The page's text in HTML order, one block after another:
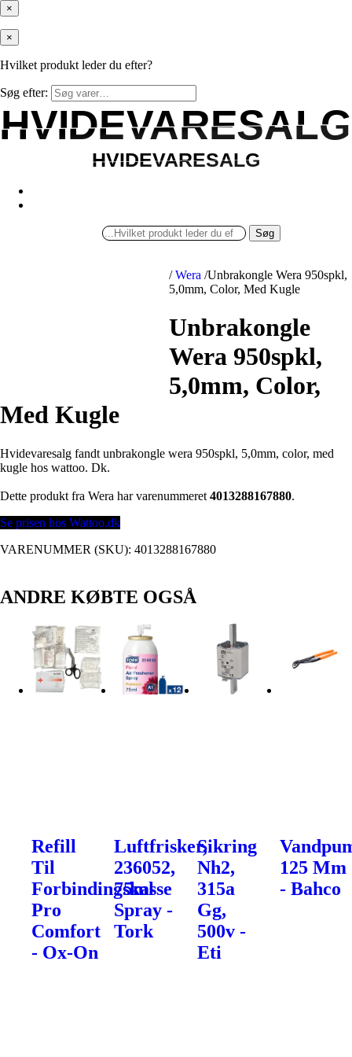
×
×
Hvilket produkt leder du efter?
Søg efter:
HVIDEVARESALG
HVIDEVARESALG
HVIDEVARESALG
HVIDEVARESALG
Søg
/ Wera /Unbrakongle Wera 950spkl,
5,0mm, Color, Med Kugle
Unbrakongle
Wera 950spkl,
5,0mm, Color,
Med Kugle
Hvidevaresalg fandt unbrakongle wera 950spkl, 5,0mm, color, med
kugle hos wattoo. Dk.
Dette produkt fra Wera har varenummeret 4013288167880.
Se prisen hos Wattoo.dk
VARENUMMER (SKU): 4013288167880
ANDRE KØBTE OGSÅ
Refill
Til
Forbindingskasse
Pro
Comfort
- Ox-On
Luftfrisker,
236052,
75ml
Spray -
Tork
Sikring
Nh2,
315a
Gg,
500v -
Eti
125 Mm
- Bahco